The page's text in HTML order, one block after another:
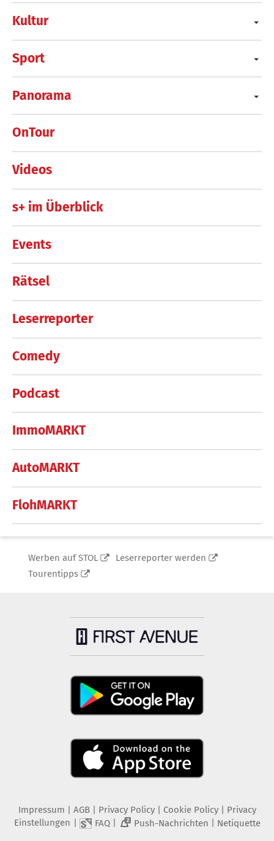
Kultur
Sport
Panorama
OnTour
Videos
s+ im Überblick
Events
Rätsel
Leserreporter
Comedy
Podcast
ImmoMARKT
AutoMARKT
FlohMARKT
Werben auf STOL
Leserreporter werden
Tourentipps
Impressum AGB Privacy Policy| Cookie Policy| Privacy
Einstellungen
FAQ| 2 Push-Nachrichten Netiquette